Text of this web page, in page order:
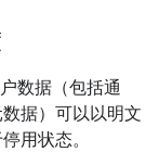
数据（包括通
据）可以以明文
用状态。